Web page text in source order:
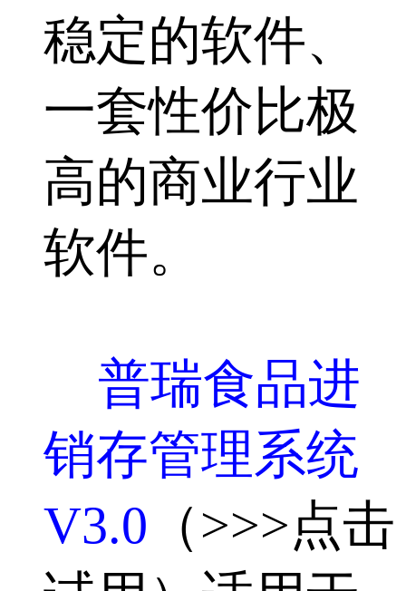
稳定的软件、
一套性价比极
高的商业行业
软件。
普瑞食品进
销存管理系统
V3.0 （>>>点击